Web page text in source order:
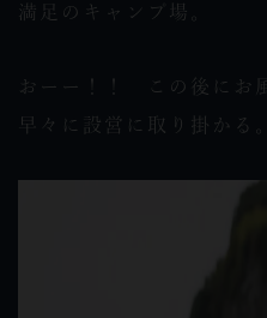
満足のキャンプ場。
おーー！！ この後にお
早々に設営に取り掛かる。